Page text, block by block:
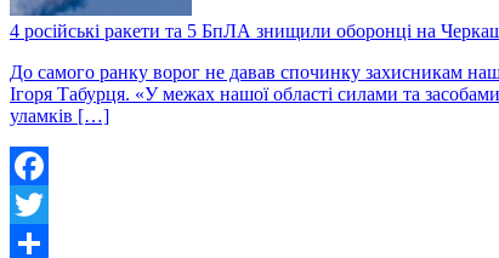
4 російські ракети та 5 БпЛА знищили оборонці на
До самого ранку ворог не давав спочинку захисникам
Ігоря Табурця. «У межах нашої області силами та
уламків […]
Facebook
Twitter